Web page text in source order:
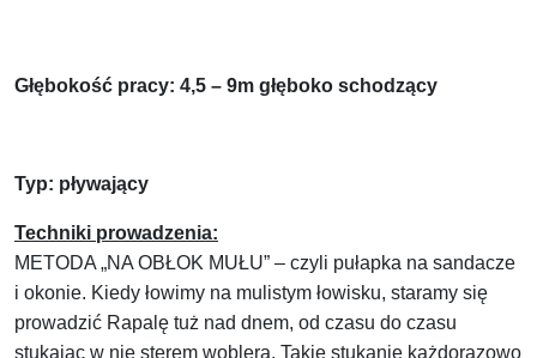
Głębokość pracy: 4,5 – 9m głęboko schodzący
Typ: pływający
Techniki prowadzenia:
METODA „NA OBŁOK MUŁU” – czyli pułapka na sandacze
i okonie. Kiedy łowimy na mulistym łowisku, staramy się
prowadzić Rapalę tuż nad dnem, od czasu do czasu
stukając w nie sterem woblera. Takie stukanie każdorazowo